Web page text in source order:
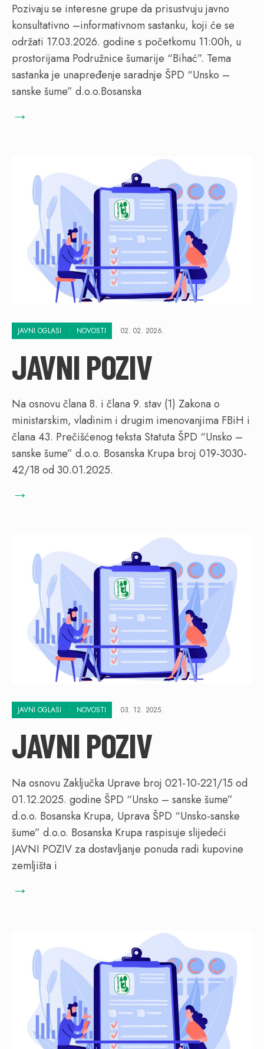
Pozivaju se interesne grupe da prisustvuju javno
konsultativno –informativnom sastanku, koji će se
održati 17.03.2026. godine s početkomu 11:00h, u
prostorijama Podružnice šumarije “Bihać”. Tema
sastanka je unapređenje saradnje ŠPD “Unsko –
sanske šume” d.o.o.Bosanska
→
JAVNI OGLASI • NOVOSTI 02. 02. 2026.
JAVNI POZIV
Na osnovu člana 8. i člana 9. stav (1) Zakona o
ministarskim, vladinim i drugim imenovanjima FBiH i
člana 43. Prečišćenog teksta Statuta ŠPD “Unsko –
sanske šume” d.o.o. Bosanska Krupa broj 019-3030-
42/18 od 30.01.2025.
→
JAVNI OGLASI • NOVOSTI 03. 12. 2025.
JAVNI POZIV
Na osnovu Zaključka Uprave broj 021-10-221/15 od
01.12.2025. godine ŠPD “Unsko – sanske šume”
d.o.o. Bosanska Krupa, Uprava ŠPD “Unsko-sanske
šume” d.o.o. Bosanska Krupa raspisuje slijedeći
JAVNI POZIV za dostavljanje ponuda radi kupovine
zemljišta i
→